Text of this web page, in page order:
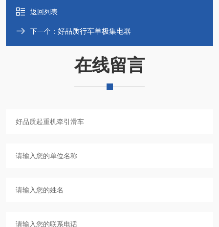
返回列表
下一个： 好品质行车单极集电器
在线留言